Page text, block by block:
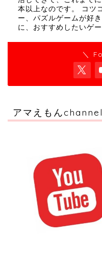
本以上なのです。 コツ
ー、パズルゲームが好
に、おすすめしたいゲ
＼
アマえもんchannel